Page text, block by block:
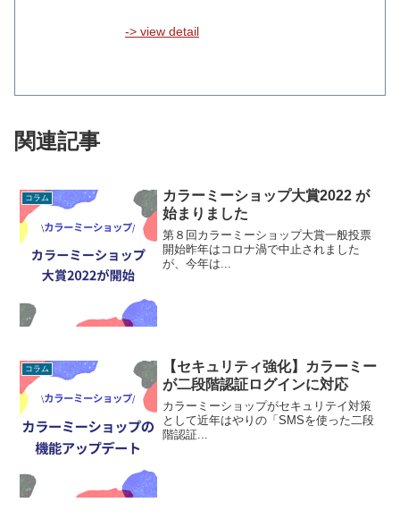
-> view detail
関連記事
コラム
カラーミーショップ大賞2022 が
始まりました
第８回カラーミーショップ大賞一般投票
開始昨年はコロナ渦で中止されました
が、今年は...
コラム
【セキュリティ強化】カラーミー
が二段階認証ログインに対応
カラーミーショップがセキュリテイ対策
として近年はやりの「SMSを使った二段
階認証...